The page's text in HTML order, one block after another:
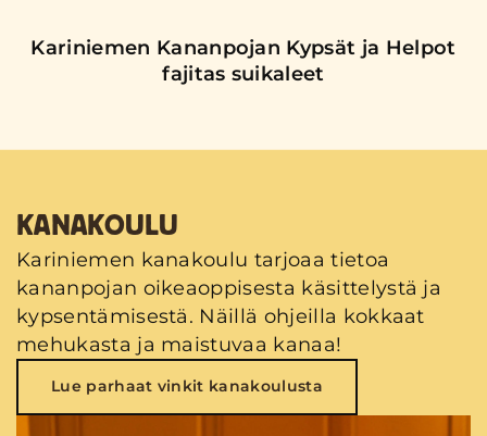
Kariniemen Kananpojan Kypsät ja Helpot
fajitas suikaleet
KANAKOULU
Kariniemen kanakoulu tarjoaa tietoa
kananpojan oikeaoppisesta käsittelystä ja
kypsentämisestä. Näillä ohjeilla kokkaat
mehukasta ja maistuvaa kanaa!
Lue parhaat vinkit kanakoulusta